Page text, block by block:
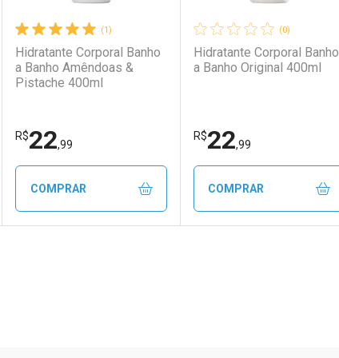
(1)
Hidratante Corporal Banho
a Banho Amêndoas &
Pistache 400ml
R$22,99
COMPRAR
(0)
Hidratante Corporal Banho
a Banho Original 400ml
R$22,99
COMPRAR